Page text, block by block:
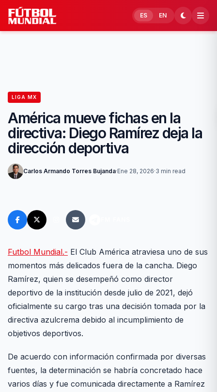
Skip to content
ES EN
LIGA MX
América mueve fichas en la
directiva: Diego Ramírez deja la
dirección deportiva
Carlos Armando Torres Bujanda·Ene 28, 2026·3 min read
Futbol Mundial.- El Club América atraviesa uno de sus
momentos más delicados fuera de la cancha. Diego
Ramírez, quien se desempeñó como director
deportivo de la institución desde julio de 2021, dejó
oficialmente su cargo tras una decisión tomada por la
directiva azulcrema debido al incumplimiento de
objetivos deportivos.
De acuerdo con información confirmada por diversas
fuentes, la determinación se habría concretado hace
varios días y fue comunicada directamente a Ramírez